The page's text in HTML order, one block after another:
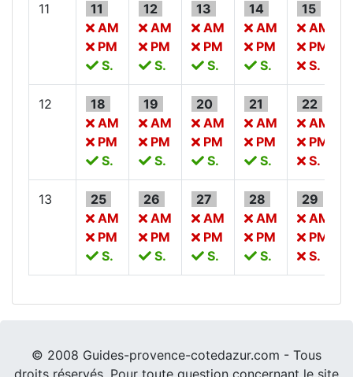
11
11
AM
PM
S.
12
AM
PM
S.
13
AM
PM
S.
14
AM
PM
S.
15
AM
PM
S.
12
18
AM
PM
S.
19
AM
PM
S.
20
AM
PM
S.
21
AM
PM
S.
22
AM
PM
S.
13
25
AM
PM
S.
26
AM
PM
S.
27
AM
PM
S.
28
AM
PM
S.
29
AM
PM
S.
© 2008 Guides-provence-cotedazur.com - Tous
droits réservés. Pour toute question concernant le site